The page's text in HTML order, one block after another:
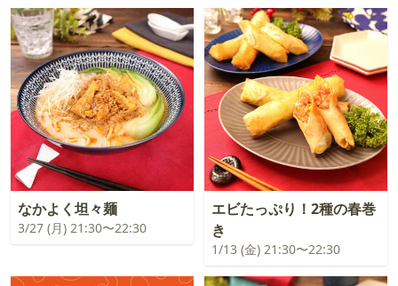
なかよく坦々麺
3/27 (月) 21:30〜22:30
エビたっぷり！2種の春巻
き
1/13 (金) 21:30〜22:30